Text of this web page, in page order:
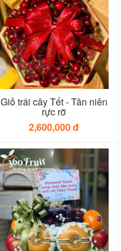
Giỏ trái cây Tết - Tân niên
rực rỡ
2,600,000 đ